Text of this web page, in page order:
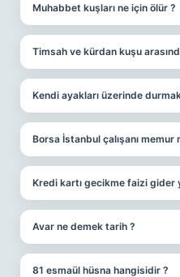
Muhabbet kuşları ne için ölür ?
Timsah ve kürdan kuşu
Kendi ayakları üzerinde
Borsa İstanbul çalışanı memur
Kredi kartı gecikme faizi gider
Avar ne demek tarih ?
81 esmaül hüsna hangisidir ?